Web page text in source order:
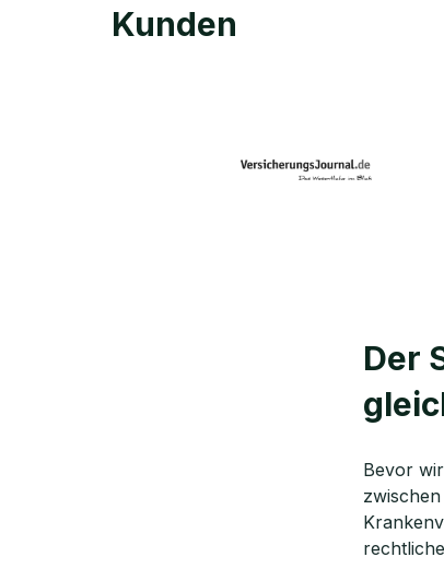
Kunden
Der
Bevor